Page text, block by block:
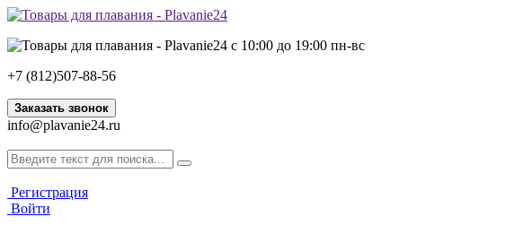
с 10:00 до 19:00 пн-вс
+7 (812)507-88-56
Заказать звонок
info@plavanie24.ru
Регистрация
Войти